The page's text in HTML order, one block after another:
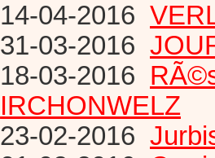
14-04-2016
31-03-2016
18-03-2016
IRCHONWELZ
23-02-2016